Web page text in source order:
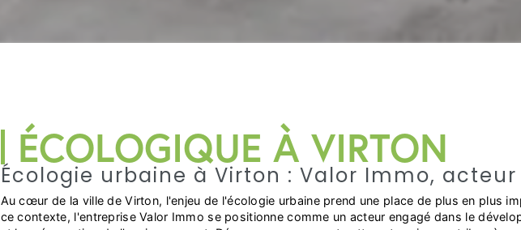
ÉCOLOGIQUE À VIRTON
Écologie urbaine à Virton : Valor Immo,
Au cœur de la ville de Virton, l'enjeu de l'écologie urbaine prend une place de plus en plus
ce contexte, l'entreprise Valor Immo se positionne comme un acteur engagé dans le